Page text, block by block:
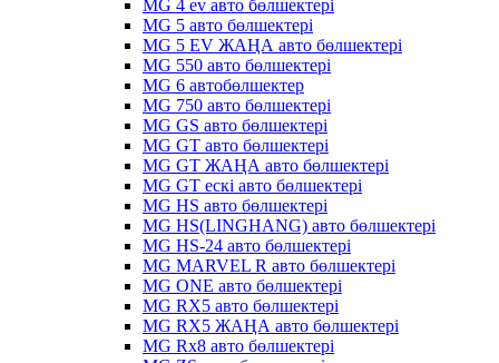
MG 4 ev авто бөлшектері
MG 5 авто бөлшектері
MG 5 EV ЖАҢА авто бөлшектері
MG 550 авто бөлшектері
MG 6 автобөлшектер
MG 750 авто бөлшектері
MG GS авто бөлшектері
MG GT авто бөлшектері
MG GT ЖАҢА авто бөлшектері
MG GT ескі авто бөлшектері
MG HS авто бөлшектері
MG HS(LINGHANG) авто бөлшектері
MG HS-24 авто бөлшектері
MG MARVEL R авто бөлшектері
MG ONE авто бөлшектері
MG RX5 авто бөлшектері
MG RX5 ЖАҢА авто бөлшектері
MG Rx8 авто бөлшектері